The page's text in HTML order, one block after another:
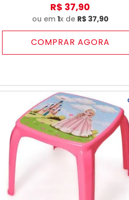
R$ 37,90
ou em 1x de R$ 37,90
COMPRAR AGORA